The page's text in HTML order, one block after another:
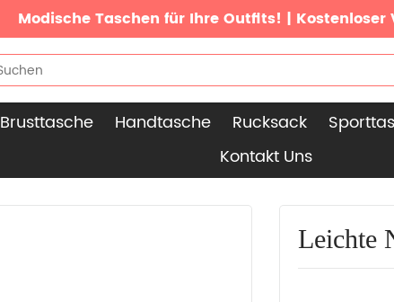
Modische Taschen für Ihre Outfits! | Kostenloser
Brusttasche Handtasche Rucksack
Kontakt Uns
Leichte